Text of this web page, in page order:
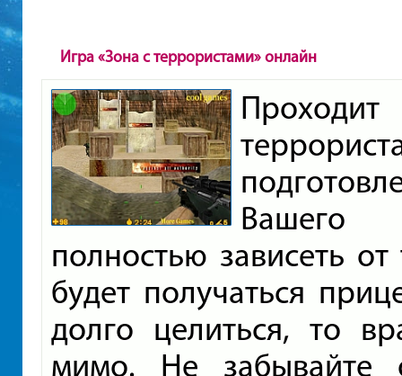
Игра «Зона с террористами» онлайн
Вашего
полностью зависеть
будет получаться
долго целиться, то
мимо. Не забывайте